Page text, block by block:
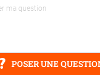
POSER UNE